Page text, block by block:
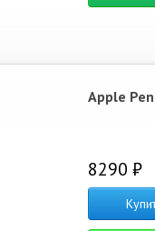
Apple
8290 ₽